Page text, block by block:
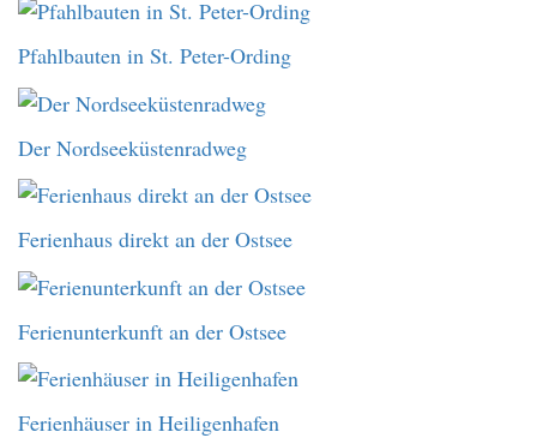
Pfahlbauten in St. Peter-Ording
Der Nordseeküstenradweg
Ferienhaus direkt an der Ostsee
Ferienunterkunft an der Ostsee
Ferienhäuser in Heiligenhafen